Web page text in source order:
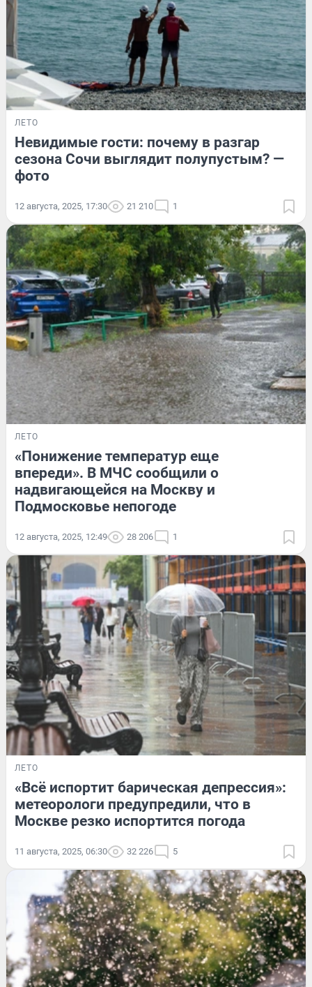
ЛЕТО
Невидимые гости: почему в разгар
сезона Сочи выглядит полупустым? —
фото
12 августа, 2025, 17:30 21 210 1
ЛЕТО
«Понижение температур еще
впереди». В МЧС сообщили о
надвигающейся на Москву и
Подмосковье непогоде
12 августа, 2025, 12:49 28 206 1
ЛЕТО
«Всё испортит барическая депрессия»:
метеорологи предупредили, что в
Москве резко испортится погода
11 августа, 2025, 06:30 32 226 5